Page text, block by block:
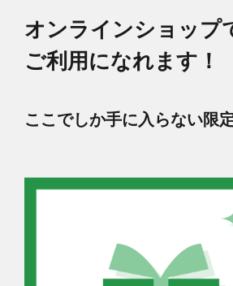
オンラインショップ
ご利用になれます！
ここでしか手に入らない限